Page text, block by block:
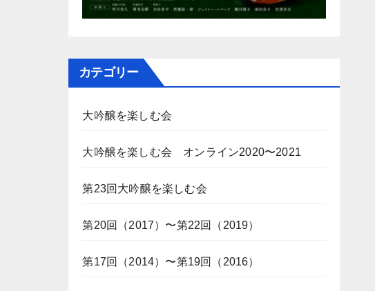
カテゴリー
大吟醸を楽しむ会
大吟醸を楽しむ会 オンライン2020〜2021
第23回大吟醸を楽しむ会
第20回（2017）〜第22回（2019）
第17回（2014）〜第19回（2016）